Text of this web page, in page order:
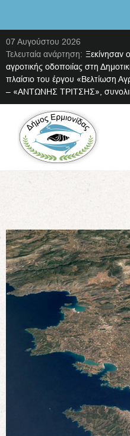
07 Αυγούστου 2026
Τελευταία ανάρτηση: Ξεκίνησαν
αγροτικής οδοποιίας στη
πλαίσιο του έργου «Βελτίωση
– «ΑΝΤΩΝΗΣ ΤΡΙΤΣΗΣ»,